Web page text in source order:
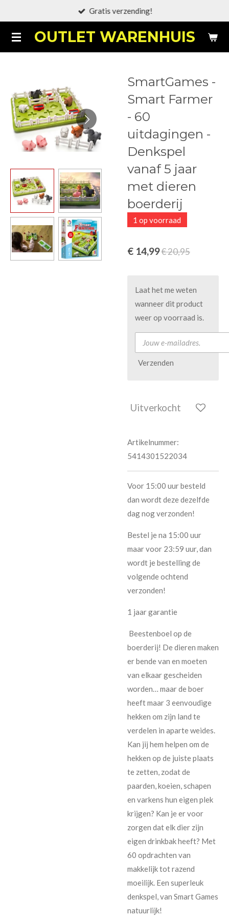
naar
de
OUTLET WARENHUIS
Gratis verzending!
SmartGames -
Smart Farmer
- 60
uitdagingen -
Denkspel
vanaf 5 jaar
met dieren
boerderij
1 op voorraad
€ 14,99€ 20,95
Laat het me weten
wanneer dit product
weer op voorraad is.
Verzenden
Uitverkocht
Artikelnummer:
5414301522034
Voor 15:00 uur besteld
dan wordt deze dezelfde
dag nog verzonden!
Bestel je na 15:00 uur
maar voor 23:59 uur, dan
wordt je bestelling de
volgende ochtend
verzonden!
1 jaar garantie
Beestenboel op de
boerderij! De dieren maken
er bende van en moeten
van elkaar gescheiden
worden… maar de boer
heeft maar 3 eenvoudige
hekken om zijn land te
verdelen in aparte weides.
Kan jij hem helpen om de
hekken op de juiste plaats
te zetten, zodat de
paarden, koeien, schapen
en varkens hun eigen plek
krijgen? Kan je er voor
zorgen dat elk dier zijn
eigen drinkbak heeft? Met
60 opdrachten van
makkelijk tot razend
moeilijk. Een superleuk
denkspel, van Smart Games
natuurlijk!